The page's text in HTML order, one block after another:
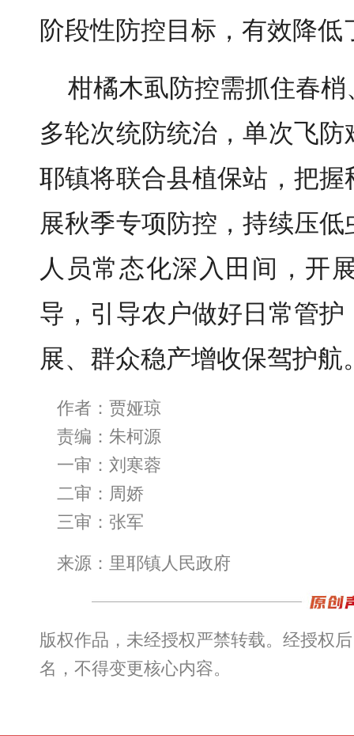
阶段性防控目标，有效降
柑橘木虱防控需抓住春
多轮次统防统治，单次飞
耶镇将联合县植保站，把
展秋季专项防控，持续压
人员常态化深入田间，开
导，引导农户做好日常管
展、群众稳产增收保驾护航
作者：贾娅琼
责编：朱柯源
一审：刘寒蓉
二审：周娇
三审：张军
来源：里耶镇人民政府
版权作品，未经授权严禁转载。经授权
名，不得变更核心内容。